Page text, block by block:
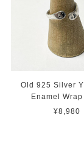
Old 925 Silver
Enamel
¥8,980